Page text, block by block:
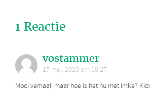
1 Reactie
vostammer
17 mei, 2020 om 10:27
Mooi verhaal, maar hoe is het nu met Imke?